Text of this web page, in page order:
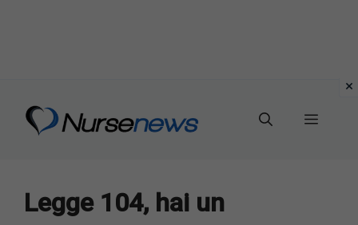
Menu
Legge 104, hai un